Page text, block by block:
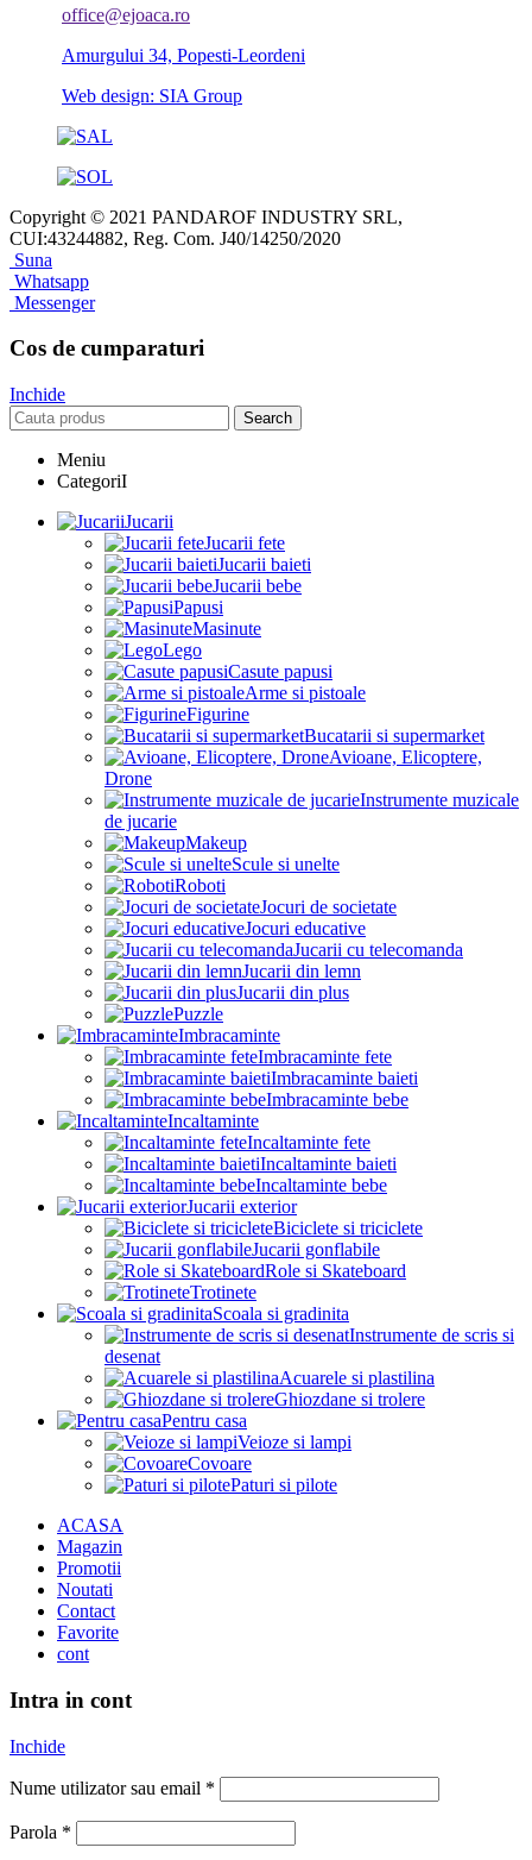
office@ejoaca.ro
Amurgului 34, Popesti-Leordeni
Web design: SIA Group
Copyright © 2021 PANDAROF INDUSTRY SRL,
CUI:43244882, Reg. Com. J40/14250/2020
Suna
Whatsapp
Messenger
Cos de cumparaturi
Inchide
Search
Meniu
CategoriI
Jucarii
Jucarii fete
Jucarii baieti
Jucarii bebe
Papusi
Masinute
Lego
Casute papusi
Arme si pistoale
Figurine
Bucatarii si supermarket
Avioane, Elicoptere,
Drone
Instrumente muzicale
de jucarie
Makeup
Scule si unelte
Roboti
Jocuri de societate
Jocuri educative
Jucarii cu telecomanda
Jucarii din lemn
Jucarii din plus
Puzzle
Imbracaminte
Imbracaminte fete
Imbracaminte baieti
Imbracaminte bebe
Incaltaminte
Incaltaminte fete
Incaltaminte baieti
Incaltaminte bebe
Jucarii exterior
Biciclete si triciclete
Jucarii gonflabile
Role si Skateboard
Trotinete
Scoala si gradinita
Instrumente de scris si
desenat
Acuarele si plastilina
Ghiozdane si trolere
Pentru casa
Veioze si lampi
Covoare
Paturi si pilote
ACASA
Magazin
Promotii
Noutati
Contact
Favorite
cont
Intra in cont
Inchide
Nume utilizator sau email *
Parola *